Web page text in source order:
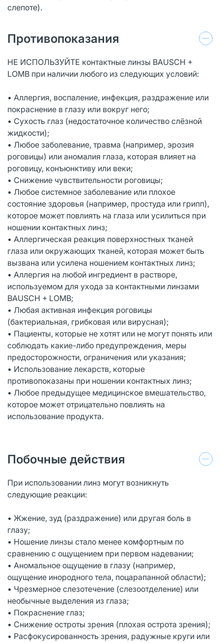
слепоте).
Противопоказания
НЕ ИСПОЛЬЗУЙТЕ контактные линзы BAUSCH +
LOMB при наличии любого из следующих условий:
• Аллергия, воспаление, инфекция, раздражение или
покраснение в глазу или вокруг него;
• Сухость глаз (недостаточное количество слёзной
жидкости);
• Любое заболевание, травма (например, эрозия
роговицы) или аномалия глаза, которая влияет на
роговицу, конъюнктиву или веки;
• Снижение чувствительности роговицы;
• Любое системное заболевание или плохое
состояние здоровья (например, простуда или грипп),
которое может повлиять на глаза или усилиться при
ношении контактных линз;
• Аллергическая реакция поверхностных тканей
глаза или окружающих тканей, которая может быть
вызвана или усилена ношением контактных линз;
• Аллергия на любой ингредиент в растворе,
используемом для ухода за контактными линзами
BAUSCH + LOMB;
• Любая активная инфекция роговицы
(бактериальная, грибковая или вирусная);
• Пациенты, которые не хотят или не могут понять или
соблюдать какие-либо предупреждения, меры
предосторожности, ограничения или указания;
• Использование лекарств, которые
противопоказаны при ношении контактных линз;
• Любое предыдущее медицинское вмешательство,
которое может отрицательно повлиять на
использование продукта.
Побочные действия
При использовании линз могут возникнуть
следующие реакции:
• Жжение, зуд (раздражение) или другая боль в
глазу;
• Ношение линзы стало менее комфортным по
сравнению с ощущением при первом надевании;
• Аномальное ощущение в глазу (например,
ощущение инородного тела, поцарапанной области);
• Чрезмерное слезотечение (слезоотделение) или
необычные выделения из глаза;
• Покраснение глаз;
• Снижение остроты зрения (плохая острота зрения);
• Расфокусированность зрения, радужные круги или